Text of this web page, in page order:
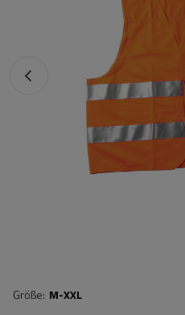
Größe M-XXL